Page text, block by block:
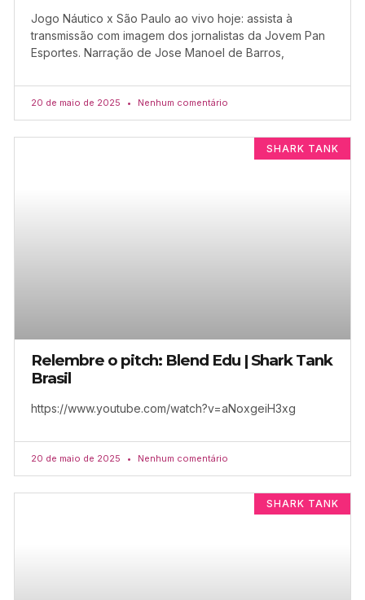
Jogo Náutico x São Paulo ao vivo hoje: assista à
transmissão com imagem dos jornalistas da Jovem Pan
Esportes. Narração de Jose Manoel de Barros,
20 de maio de 2025 Nenhum comentário
SHARK TANK
Relembre o pitch: Blend Edu | Shark Tank
Brasil
https://www.youtube.com/watch?v=aNoxgeiH3xg
20 de maio de 2025 Nenhum comentário
SHARK TANK